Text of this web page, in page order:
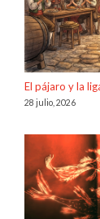
El pájaro y la
28 julio, 2026